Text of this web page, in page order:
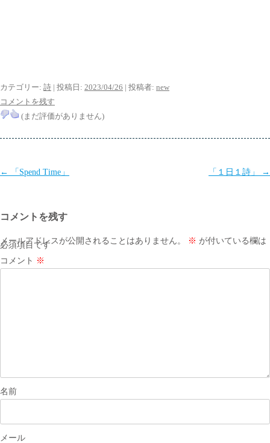
カテゴリー: 詩 | 投稿日: 2023/04/26 | 投稿者: new
コメントを残す
(まだ評価がありません)
投
ビ
ゲ
ー
← 「Spend Time」 「１日１詩」 →
コメントを残す
メールアドレスが公開されることはありません。 ※ が付いている欄は
必須項目です
コメント ※
名前
メール